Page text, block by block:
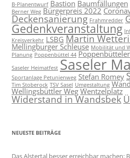
B-Planentwurf Bastion Baumfällungen
Berner Weg Bürgerpreis 2022
Deckensanierung Frahmredder
Gedenkveranstaltung
Kreisverkehr LSBG Martin
Mellingburger Schleuse Mobilität und
Planung Poppenbüttel 44
Saseler Heimatfest Saseler
Sportanlage Petunienweg Stefan Romey
Tim Stoberock TSV Sasel Umgestaltung
Wellingsbüttler WegWentzelplatz
Widerstand in Wandsbek
NEUESTE BEITRÄGE
Das Alstertal besser erreichbar machen: